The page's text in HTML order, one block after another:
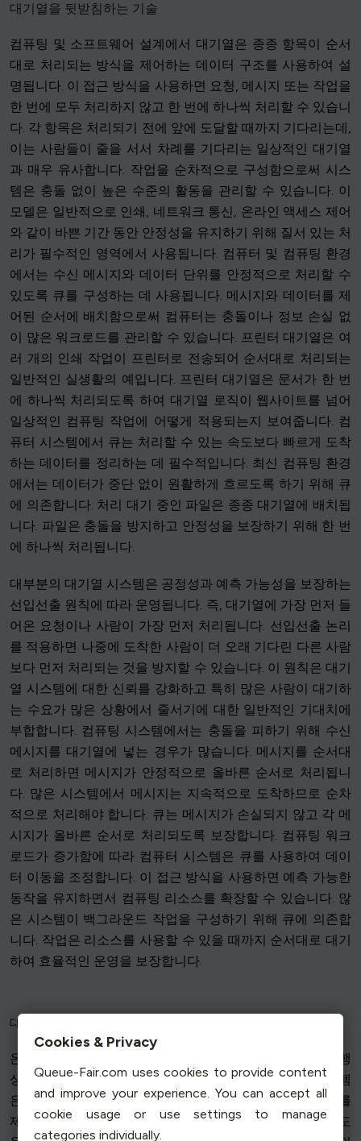
대기열을 뒷받침하는 기술
컴퓨팅 및 소프트웨어 설계에서 대기열은 종종 항목이 순서
대로 처리되는 방식을 제어하는 데이터 구조를 사용하여 설
명됩니다. 이 접근 방식을 사용하면 요청, 메시지 또는 작업을
한 번에 모두 처리하지 않고 한 번에 하나씩 처리할 수 있습니
다. 각 항목은 처리되기 전에 앞에 도달할 때까지 기다리는데,
이는 사람들이 줄을 서서 차례를 기다리는 일상적인 대기열
과 매우 유사합니다. 작업을 순차적으로 구성함으로써 시스
템은 충돌 없이 높은 수준의 활동을 관리할 수 있습니다. 이
모델은 일반적으로 인쇄, 네트워크 통신, 온라인 액세스 제어
와 같이 바쁜 기간 동안 안정성을 유지하기 위해 질서 있는 처
리가 필수적인 영역에서 사용됩니다. 컴퓨터 및 컴퓨팅 환경
에서는 수신 메시지와 데이터 단위를 안정적으로 처리할 수
있도록 큐를 구성하는 데 사용됩니다. 메시지와 데이터를 제
어된 순서에 배치함으로써 컴퓨터는 충돌이나 정보 손실 없
이 많은 워크로드를 관리할 수 있습니다. 프린터 대기열은 여
러 개의 인쇄 작업이 프린터로 전송되어 순서대로 처리되는
일반적인 실생활의 예입니다. 프린터 대기열은 문서가 한 번
에 하나씩 처리되도록 하여 대기열 로직이 웹사이트를 넘어
일상적인 컴퓨팅 작업에 어떻게 적용되는지 보여줍니다. 컴
퓨터 시스템에서 큐는 처리할 수 있는 속도보다 빠르게 도착
하는 데이터를 정리하는 데 필수적입니다. 최신 컴퓨팅 환경
에서는 데이터가 중단 없이 원활하게 흐르도록 하기 위해 큐
에 의존합니다. 처리 대기 중인 파일은 종종 대기열에 배치됩
니다. 파일은 충돌을 방지하고 안정성을 보장하기 위해 한 번
에 하나씩 처리됩니다.
대부분의 대기열 시스템은 공정성과 예측 가능성을 보장하는
선입선출 원칙에 따라 운영됩니다. 즉, 대기열에 가장 먼저 들
어온 요청이나 사람이 가장 먼저 처리됩니다. 선입선출 논리
를 적용하면 나중에 도착한 사람이 더 오래 기다린 다른 사람
보다 먼저 처리되는 것을 방지할 수 있습니다. 이 원칙은 대기
열 시스템에 대한 신뢰를 강화하고 특히 많은 사람이 대기하
는 수요가 많은 상황에서 줄서기에 대한 일반적인 기대치에
부합합니다. 컴퓨팅 시스템에서는 충돌을 피하기 위해 수신
메시지를 대기열에 넣는 경우가 많습니다. 메시지를 순서대
로 처리하면 메시지가 안정적으로 올바른 순서로 처리됩니
다. 많은 시스템에서 메시지는 지속적으로 도착하므로 순차
적으로 처리해야 합니다. 큐는 메시지가 손실되지 않고 각 메
시지가 올바른 순서로 처리되도록 보장합니다. 컴퓨팅 워크
로드가 증가함에 따라 컴퓨터 시스템은 큐를 사용하여 데이
터 이동을 조정합니다. 이 접근 방식을 사용하면 예측 가능한
동작을 유지하면서 컴퓨팅 리소스를 확장할 수 있습니다. 많
은 시스템이 백그라운드 작업을 구성하기 위해 큐에 의존합
니다. 작업은 리소스를 사용할 수 있을 때까지 순서대로 대기
하여 효율적인 운영을 보장합니다.
대기열에서의 사용자 경험
온라인 대기열에 있는 사용자 경험은 대기열 시스템이 진행
상황을 전달하는 방식에 따라 크게 달라집니다. 일부 시스템
은 예상 대기 시간이나 진행률 표시줄과 같은 명확한 지표를
제공하여 대기 중인 사람들이 자신의 상태를 이해하는 데 도
Cookies & Privacy
Queue-Fair.com uses cookies to provide content
and improve your experience. You can accept all
cookie usage or use settings to manage
categories individually.